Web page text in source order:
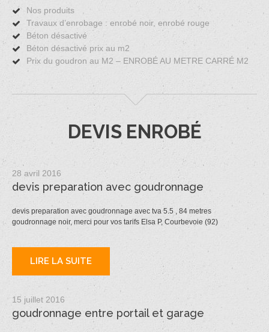
Nos produits
Travaux d’enrobage : enrobé noir, enrobé rouge
Béton désactivé
Béton désactivé prix au m2
Prix du goudron au M2 – ENROBÉ AU METRE CARRÉ M2
DEVIS ENROBÉ
28 avril 2016
devis preparation avec goudronnage
devis preparation avec goudronnage avec tva 5.5 , 84 metres
goudronnage noir, merci pour vos tarifs Elsa P, Courbevoie (92)
LIRE LA SUITE
15 juillet 2016
goudronnage entre portail et garage